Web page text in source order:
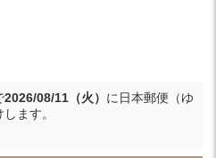
2026/08/11（火） に 日本郵便（ゆ
ます。